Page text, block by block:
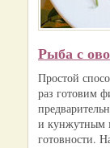
Рыба с
Простой
раз готовим
и кунжутным
готовности.